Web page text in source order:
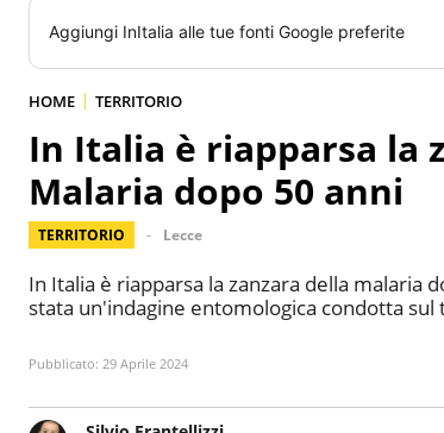
Aggiungi InItalia alle tue fonti Google preferite
HOME TERRITORIO
In Italia è riapparsa la
Malaria dopo 50 anni
TERRITORIO Lecce
In Italia è riapparsa la zanzara della malaria
stata un'indagine entomologica condotta
Pubblicato: 29 Aprile 2024